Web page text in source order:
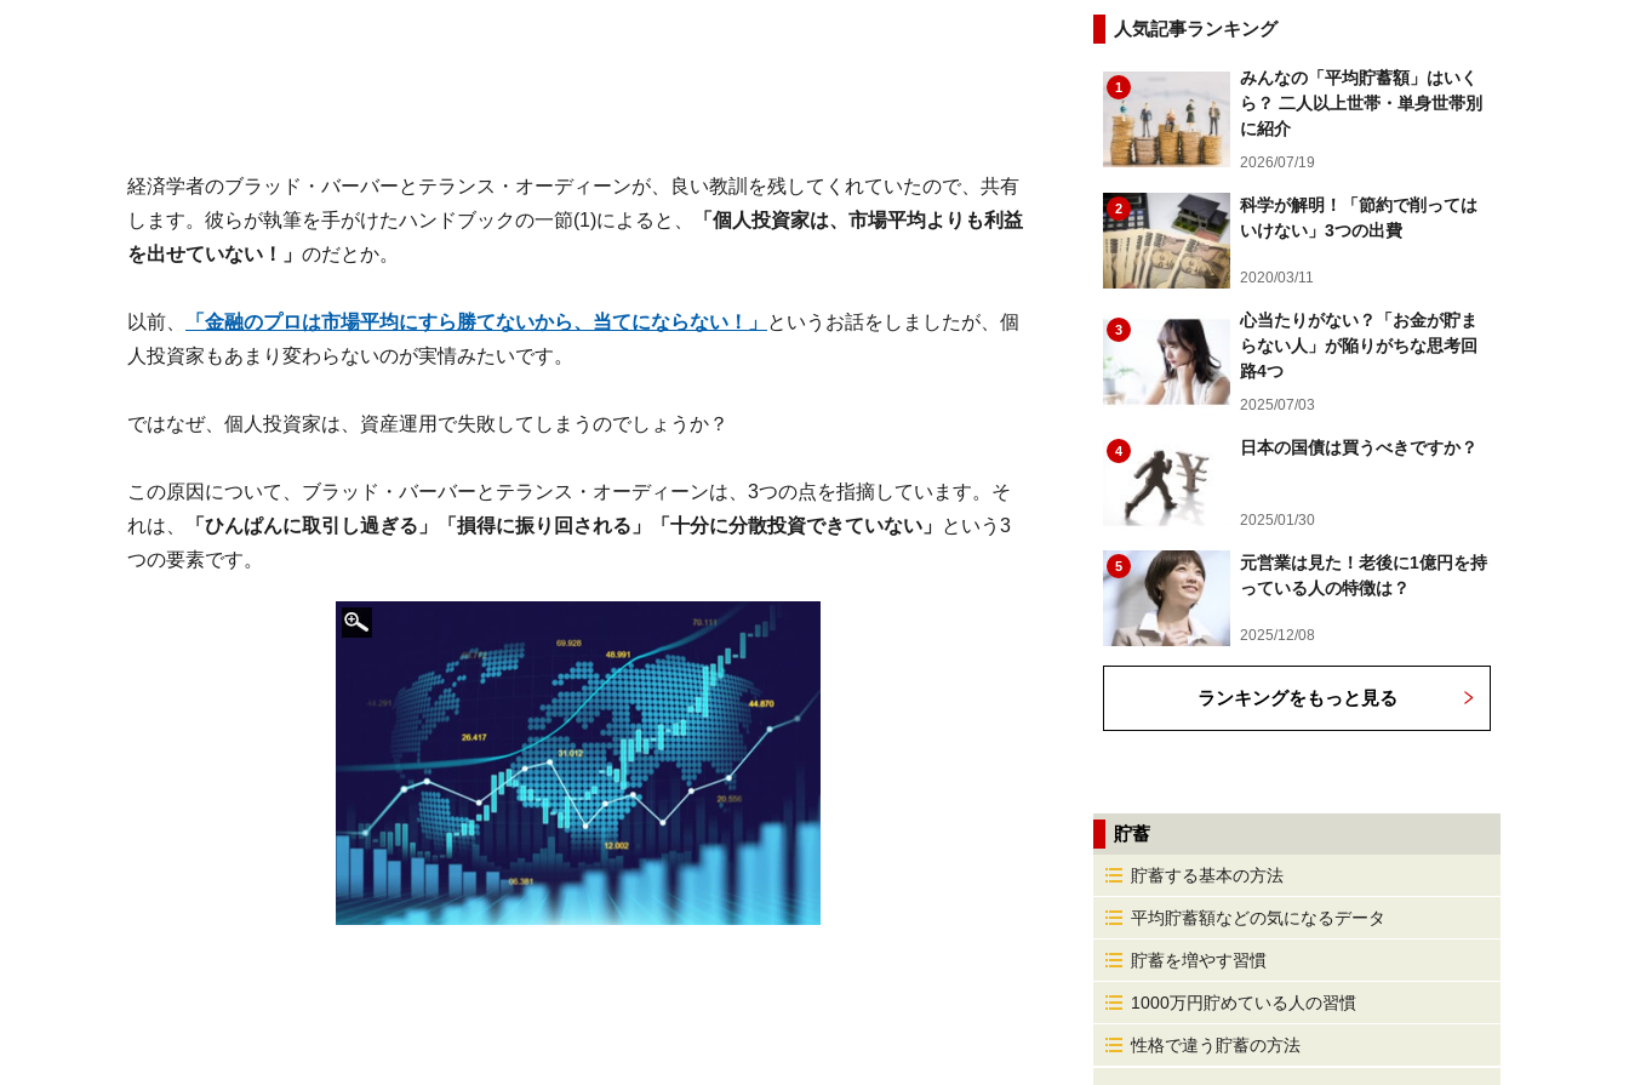
経済学者のブラッド・バーバーとテランス・オーディーンが、良い教訓を残してくれていたので、共有
します。彼らが執筆を手がけたハンドブックの一節(1)によると、
「個人投資家は、市場平均よりも利益
を出せていない！」 のだとか。
以前、 「金融のプロは市場平均にすら勝てないから、当てにならない！」 というお話をしましたが、個
人投資家もあまり変わらないのが実情みたいです。
ではなぜ、個人投資家は、資産運用で失敗してしまうのでしょうか？
この原因について、ブラッド・バーバーとテランス・オーディーンは、3つの点を指摘しています。そ
れは、
「ひんぱんに取引し過ぎる」「損得に振り回される」「十分に分散投資できていない」 という3
つの要素です。
人気記事ランキング
1
みんなの「平均貯蓄額」はいく
ら？ 二人以上世帯・単身世帯別
に紹介
2026/07/19
2
科学が解明！「節約で削っては
いけない」3つの出費
2020/03/11
3
心当たりがない？「お金が貯ま
らない人」が陥りがちな思考回
路4つ
2025/07/03
4 日本の国債は買うべきですか？
2025/01/30
5
元営業は見た！老後に1億円を持
っている人の特徴は？
2025/12/08
ランキングをもっと見る
貯蓄
貯蓄する基本の方法
平均貯蓄額などの気になるデータ
貯蓄を増やす習慣
1000万円貯めている人の習慣
性格で違う貯蓄の方法